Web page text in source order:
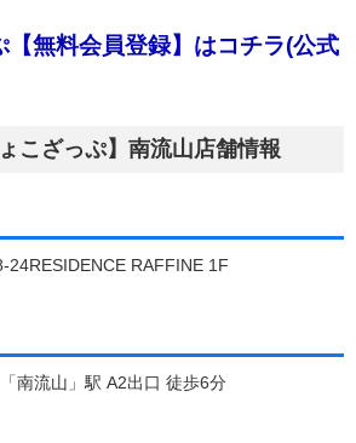
【無料会員登録】はコチラ(公式
こざっぷ】南流山店舗情報
24RESIDENCE RAFFINE 1F
南流山」駅 A2出口 徒歩6分